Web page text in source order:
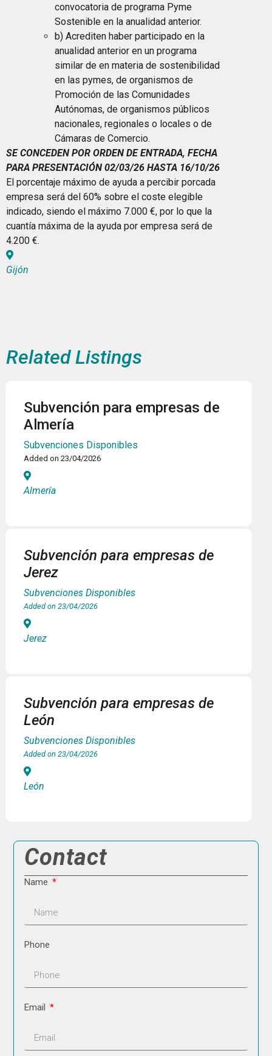
convocatoria de programa Pyme
Sostenible en la anualidad anterior.
b) Acrediten haber participado en la
anualidad anterior en un programa
similar de en materia de sostenibilidad
en las pymes, de organismos de
Promoción de las Comunidades
Autónomas, de organismos públicos
nacionales, regionales o locales o de
Cámaras de Comercio.
SE CONCEDEN POR ORDEN DE ENTRADA, FECHA
PARA PRESENTACIÓN 02/03/26 HASTA 16/10/26
El porcentaje máximo de ayuda a percibir porcada
empresa será del 60% sobre el coste elegible
indicado, siendo el máximo 7.000 €, por lo que la
cuantía máxima de la ayuda por empresa será de
4.200 €.
Gijón
Related Listings
Subvención para empresas de
Almería
Subvenciones Disponibles
Added on 23/04/2026
Almería
Subvención para empresas de
Jerez
Subvenciones Disponibles
Added on 23/04/2026
Jerez
Subvención para empresas de
León
Subvenciones Disponibles
Added on 23/04/2026
León
Contact
Name
Phone
Email